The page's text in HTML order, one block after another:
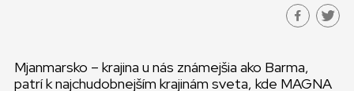
Mjanmarsko – krajina u nás známejšia ako Barma,
patrí k najchudobnejším krajinám sveta, kde MAGNA